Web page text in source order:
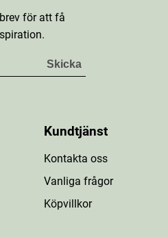
för att få
Kundtjänst
Kontakta oss
Vanliga frågor
Köpvillkor